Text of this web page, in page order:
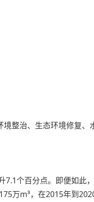
整治、生态环境修复、
个百分点。即便如此
万m³，在2015年到